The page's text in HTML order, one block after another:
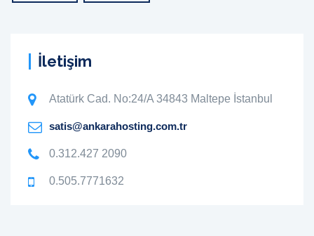
İletişim
Atatürk Cad. No:24/A 34843 Maltepe İstanbul
satis@ankarahosting.com.tr
0.312.427 2090
0.505.7771632